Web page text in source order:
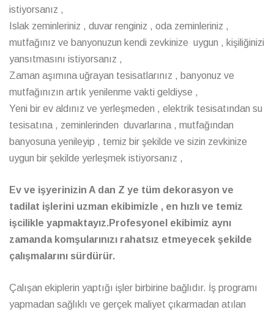
istiyorsanız ,
Islak zeminleriniz , duvar renginiz , oda zeminleriniz ,
mutfağınız ve banyonuzun kendi zevkinize uygun , kişiliğinizi
yansıtmasını istiyorsanız ,
Zaman aşımına uğrayan tesisatlarınız , banyonuz ve
mutfağınızın artık yenilenme vakti geldiyse ,
Yeni bir ev aldınız ve yerleşmeden , elektrik tesisatından su
tesisatına , zeminlerinden duvarlarına , mutfağından
banyosuna yenileyip , temiz bir şekilde ve sizin zevkinize
uygun bir şekilde yerleşmek istiyorsanız ,
Ev ve işyerinizin A dan Z ye tüm dekorasyon ve
tadilat işlerini uzman ekibimizle , en hızlı ve temiz
işcilikle yapmaktayız.Profesyonel ekibimiz aynı
zamanda komşularınızı rahatsız etmeyecek şekilde
çalışmalarını sürdürür.
Çalışan ekiplerin yaptığı işler birbirine bağlıdır. İş programı
yapmadan sağlıklı ve gerçek maliyet çıkarmadan atılan